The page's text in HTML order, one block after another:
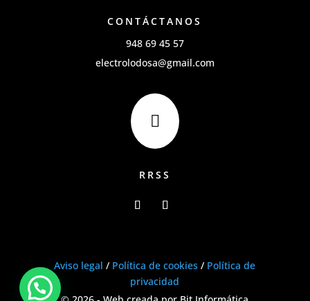
CONTÁCTANOS
948 69 45 57
electrolodosa@gmail.com

RRSS
Aviso legal / Política de cookies / Política de
privacidad